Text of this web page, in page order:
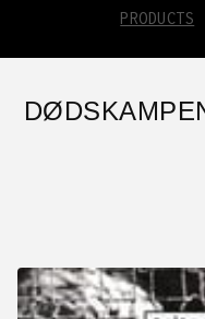
PRODUCTS